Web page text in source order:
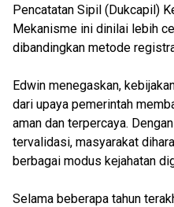
Pencatatan Sipil (Dukcapil)
Mekanisme ini dinilai lebih
dibandingkan metode
Edwin menegaskan,
dari upaya pemerintah
aman dan terpercaya.
tervalidasi, masyarakat
berbagai modus kejahatan
Selama beberapa tahun